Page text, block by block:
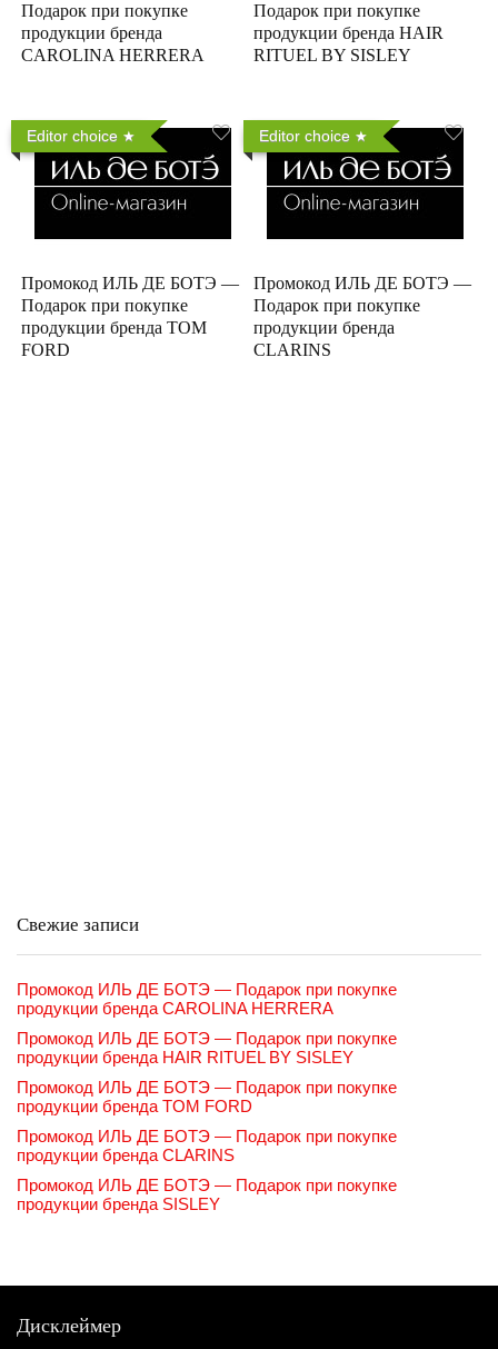
Подарок при покупке
продукции бренда
CAROLINA HERRERA
Подарок при покупке
продукции бренда HAIR
RITUEL BY SISLEY
Editor choice
Промокод ИЛЬ ДЕ БОТЭ —
Подарок при покупке
продукции бренда TOM
FORD
Editor choice
Промокод ИЛЬ ДЕ БОТЭ —
Подарок при покупке
продукции бренда
CLARINS
Свежие записи
Промокод ИЛЬ ДЕ БОТЭ — Подарок при покупке
продукции бренда CAROLINA HERRERA
Промокод ИЛЬ ДЕ БОТЭ — Подарок при покупке
продукции бренда HAIR RITUEL BY SISLEY
Промокод ИЛЬ ДЕ БОТЭ — Подарок при покупке
продукции бренда TOM FORD
Промокод ИЛЬ ДЕ БОТЭ — Подарок при покупке
продукции бренда CLARINS
Промокод ИЛЬ ДЕ БОТЭ — Подарок при покупке
продукции бренда SISLEY
Дисклеймер